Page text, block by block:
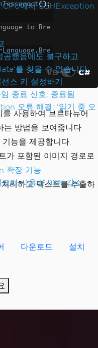
CPU에서 SEHException
했음에도 불구하고
를 찾을 수 없습니다.
스 키 설정하기
종료 신호: 종료됨
오류 해결: '읽기 중 오
확장 기능
리 사용량 98% 감소
();
to Bre
. Bre
Breton ima
new
OcrInpu
on the inpu
Ocr. Read (Inpu
from the O
te
VB C#
사용하여 브르타뉴어
방법을 보여줍니다.
능을 제공합니다.
가 포함된 이미지 경로로
리하고 텍스트를 추출하
다운로드 설치